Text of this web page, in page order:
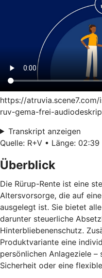
https://
ruv-gema-frei-
Transkript anzeigen
Quelle: R+V • Länge:
Überblick
Die Rürup-Rente ist eine
Altersvorsorge, die auf
ausgelegt ist. Sie bietet
darunter steuerliche
Hinterbliebenenschutz.
Produktvariante eine
persönlichen Anlageziele –
Sicherheit oder eine